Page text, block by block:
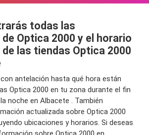
todas las
Optica 2000 y el horario
las tiendas Optica 2000
antelación hasta qué hora están
Optica 2000 en tu zona durante el fin
noche en Albacete . También
actualizada sobre Optica 2000
ubicaciones y horarios. Si deseas